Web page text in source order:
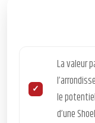
La valeur
le
d’une